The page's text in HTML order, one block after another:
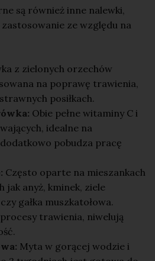
są również inne nalewki,
ze względu na
z zielonych orzechów
na poprawę trawienia,
posiłkach.
Obie pełne witaminy C i
idealne na
pobudza pracę
Często oparte na mieszankach
jak anyż, kminek, ziele
gałka muszkatołowa.
procesy trawienia, niwelują
Myta w gorącej wodzie i